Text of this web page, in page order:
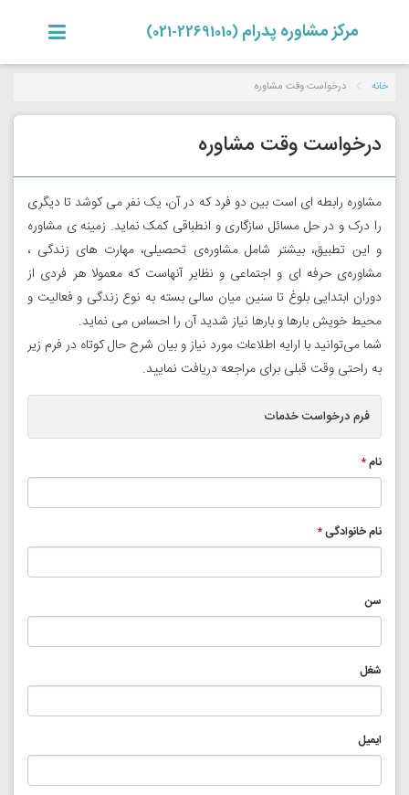
مرکز مشاوره پدرام (22691010-021)
خانه درخواست وقت مشاوره
درخواست وقت مشاوره
مشاوره رابطه ای است بین دو فرد که در آن، یک نفر می کوشد تا دیگری
را درک و در حل مسائل سازگاری و انطباقی کمک نماید. زمینه ی مشاوره
و این تطبیق، بیشتر شامل مشاوره‌ی تحصیلی، مهارت های زندگی ،
مشاوره‌ی حرفه ای و اجتماعی و نظایر آنهاست که معمولا هر فردی از
دوران ابتدایی بلوغ تا سنین میان سالی بسته به نوع زندگی و فعالیت و
محیط خویش بارها و بارها نیاز شدید آن را احساس می نماید.
شما می‌توانید با ارایه اطلاعات مورد نیاز و بیان شرح حال کوتاه در فرم زیر
به راحتی وقت قبلی برای مراجعه دریافت نمایید.
فرم درخواست خدمات
نام*
نام خانوادگی*
سن
شغل
ایمیل